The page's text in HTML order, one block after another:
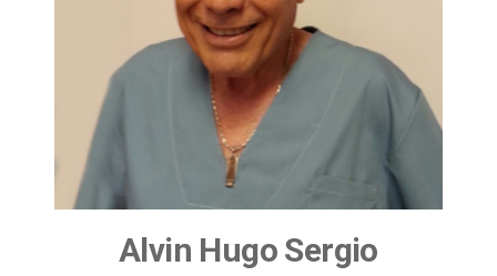
Alvin Hugo Sergio